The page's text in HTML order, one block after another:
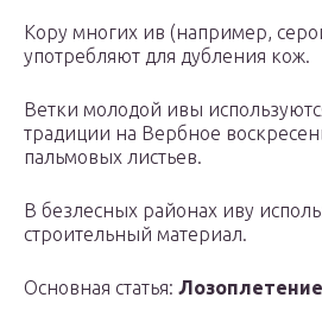
Кору многих ив (например,
употребляют для дубления кож.
Ветки молодой ивы
традиции на Вербное
пальмовых листьев.
В безлесных районах иву
строительный материал.
Основная статья: Лозоплетение